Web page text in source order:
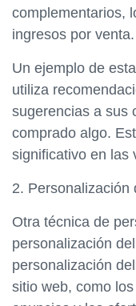
complementarios,
ingresos por venta.
Un ejemplo de
utiliza
sugerencias a sus
comprado algo.
significativo en las
2. Personalización
Otra técnica de
personalización
personalización
sitio web, como